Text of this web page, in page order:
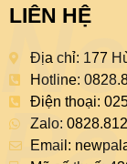
LIÊN HỆ
Địa chỉ: 177
Hotline:
Điện thoại:
Zalo:
Email: